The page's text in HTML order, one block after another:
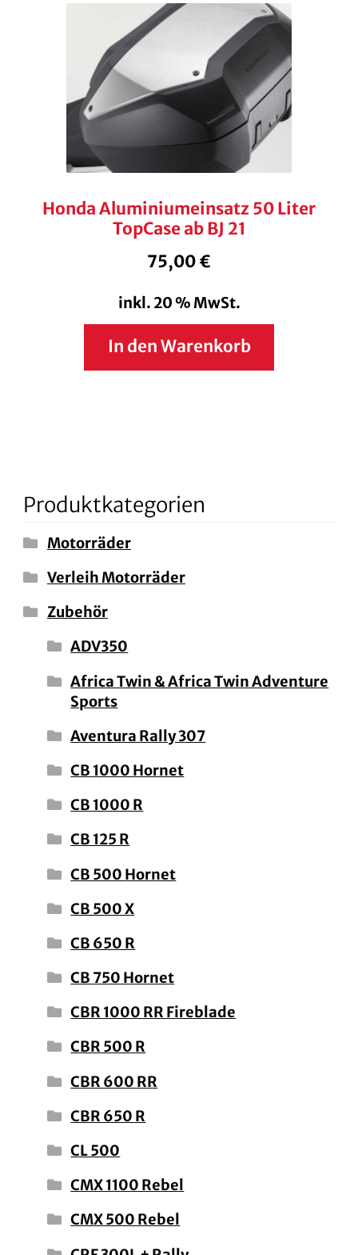
Honda Aluminiumeinsatz 50 Liter
TopCase ab BJ 21
75,00€
inkl. 20 % MwSt.
In den Warenkorb
Produktkategorien
Motorräder
Verleih Motorräder
Zubehör
ADV350
Africa Twin & Africa Twin Adventure
Sports
Aventura Rally 307
CB 1000 Hornet
CB 1000 R
CB 125 R
CB 500 Hornet
CB 500 X
CB 650 R
CB 750 Hornet
CBR 1000 RR Fireblade
CBR 500 R
CBR 600 RR
CBR 650 R
CL 500
CMX 1100 Rebel
CMX 500 Rebel